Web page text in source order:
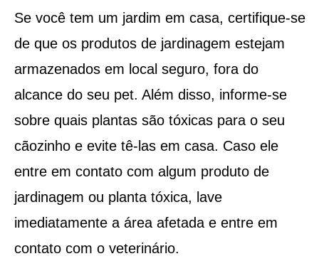
Se você tem um jardim em casa, certifique-se
de que os produtos de jardinagem estejam
armazenados em local seguro, fora do
alcance do seu pet. Além disso, informe-se
sobre quais plantas são tóxicas para o seu
cãozinho e evite tê-las em casa. Caso ele
entre em contato com algum produto de
jardinagem ou planta tóxica, lave
imediatamente a área afetada e entre em
contato com o veterinário.